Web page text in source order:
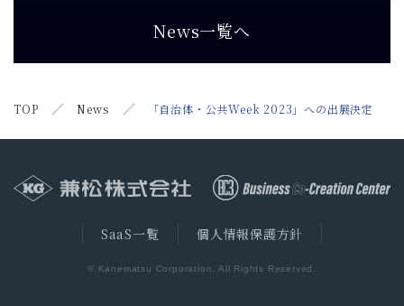
News一覧へ
TOP News 「自治体・公共Week 2023」への出展決定
SaaS一覧 個人情報保護方針
© Kanematsu Corporation. All Rights Reserved.